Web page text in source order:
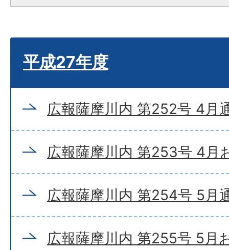
平成27年度
広報薩摩川内 第252号 4月
広報薩摩川内 第253号 4月
広報薩摩川内 第254号 5月
広報薩摩川内 第255号 5月